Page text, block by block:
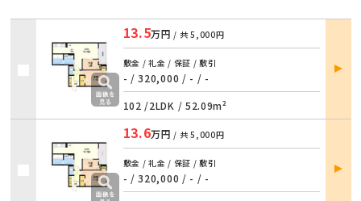
13.5万円 / 共5,000円
敷金 / 礼金 / 保証 / 敷引
- / 320,000 / - / -
102 /2LDK / 52.09m²
部屋
詳細
13.6万円 / 共5,000円
敷金 / 礼金 / 保証 / 敷引
- / 320,000 / - / -
部屋
詳細